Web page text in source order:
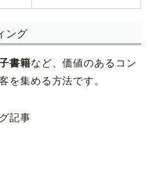
ング
書籍など、価値のあるコン
を集める方法です。
記事